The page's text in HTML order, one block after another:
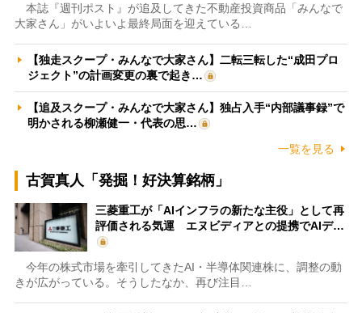
本誌『週刊ポスト』が追及してきた不動産投資商品「みんなで
大家さん」がいよいよ最終局面を迎えている…
【独走スクープ・みんなで大家さん】二転三転した“成田プロ
ジェクト”の計画変更の裏で起き…
【追及スクープ・みんなで大家さん】独占入手“内部議事録”で
明かされる柳瀬健一・代表の思…
一覧を見る
古賀真人「発掘！好決算銘柄」
三菱重工が「AIインフラの新たな主役」として再
評価される気運 エヌビディアとの提携でAIデ…
今年の株式市場を牽引してきたAI・半導体関連株に、調整の動
きが広がっている。そうしたなか、再び注目…